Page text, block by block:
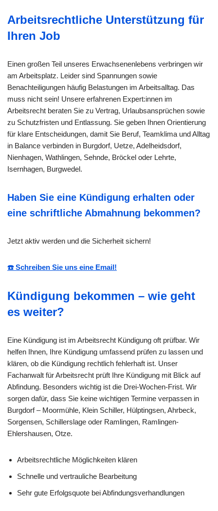
Arbeitsrechtliche Unterstützung für
Ihren Job
Einen großen Teil unseres Erwachsenenlebens verbringen wir
am Arbeitsplatz. Leider sind Spannungen sowie
Benachteiligungen häufig Belastungen im Arbeitsalltag. Das
muss nicht sein! Unsere erfahrenen Expert:innen im
Arbeitsrecht beraten Sie zu Vertrag, Urlaubsansprüchen sowie
zu Schutzfristen und Entlassung. Sie geben Ihnen Orientierung
für klare Entscheidungen, damit Sie Beruf, Teamklima und Alltag
in Balance verbinden in Burgdorf, Uetze, Adelheidsdorf,
Nienhagen, Wathlingen, Sehnde, Bröckel oder Lehrte,
Isernhagen, Burgwedel.
Haben Sie eine Kündigung erhalten oder
eine schriftliche Abmahnung bekommen?
Jetzt aktiv werden und die Sicherheit sichern!
☎️ Schreiben Sie uns eine Email!
Kündigung bekommen – wie geht
es weiter?
Eine Kündigung ist im Arbeitsrecht Kündigung oft prüfbar. Wir
helfen Ihnen, Ihre Kündigung umfassend prüfen zu lassen und
klären, ob die Kündigung rechtlich fehlerhaft ist. Unser
Fachanwalt für Arbeitsrecht prüft Ihre Kündigung mit Blick auf
Abfindung. Besonders wichtig ist die Drei-Wochen-Frist. Wir
sorgen dafür, dass Sie keine wichtigen Termine verpassen in
Burgdorf – Moormühle, Klein Schiller, Hülptingsen, Ahrbeck,
Sorgensen, Schillerslage oder Ramlingen, Ramlingen-
Ehlershausen, Otze.
Arbeitsrechtliche Möglichkeiten klären
Schnelle und vertrauliche Bearbeitung
Sehr gute Erfolgsquote bei Abfindungsverhandlungen